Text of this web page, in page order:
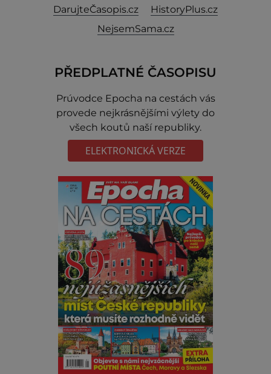
DarujteČasopis.cz
HistoryPlus.cz
NejsemSama.cz
PŘEDPLATNÉ ČASOPISU
Prúvodce Epocha na cestách vás
provede nejkrásnějšími výlety do
všech koutů naší republiky.
ELEKTRONICKÁ VERZE